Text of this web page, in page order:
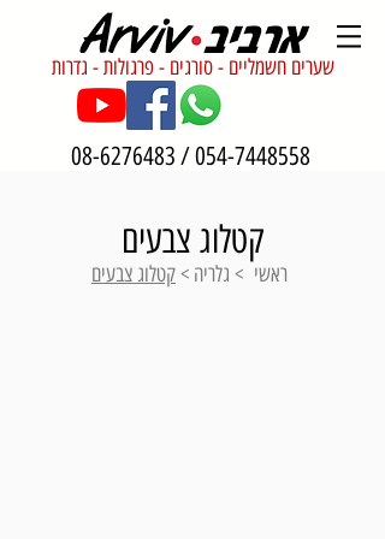
שערים חשמליים - סורגים - פרגולות - גדרות
08-6276483 /054-7448558
קטלוג צבעים
ראשי > גלריה >קטלוג צבעים